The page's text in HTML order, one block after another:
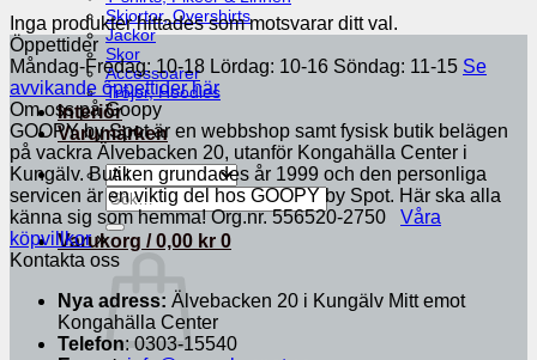
Skjortor, Overshirts
Jackor
Skor
Accessoarer
Tröjor, Hoodies
Interiör
Varumärken
Sök
efter:
Varukorg /0,00 kr 0
Inga produkter hittades som motsvarar ditt val.
Öppettider
Måndag-Fredag: 10-18 Lördag: 10-16 Söndag: 11-15 Se
avvikande öppettider här
Om oss på Goopy
GOOPY by Spot är en webbshop samt fysisk butik belägen
på vackra Älvebacken 20, utanför Kongahälla Center i
Kungälv. Butiken grundades år 1999 och den personliga
servicen är en viktig del hos GOOPY by Spot. Här ska alla
känna sig som hemma! Org.nr. 556520-2750 Våra
köpvillkor»
Kontakta oss
Nya adress: Älvebacken 20 i Kungälv Mitt emot
Kongahälla Center
Telefon: 0303-15540